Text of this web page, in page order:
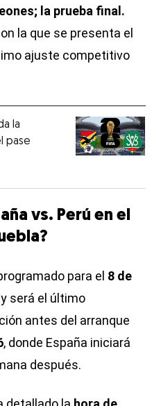
la prueba final.
la que se presenta el
ajuste competitivo
la
pase
vs. Perú en el
para el 8 de
será el último
antes del arranque
, donde España iniciará
después.